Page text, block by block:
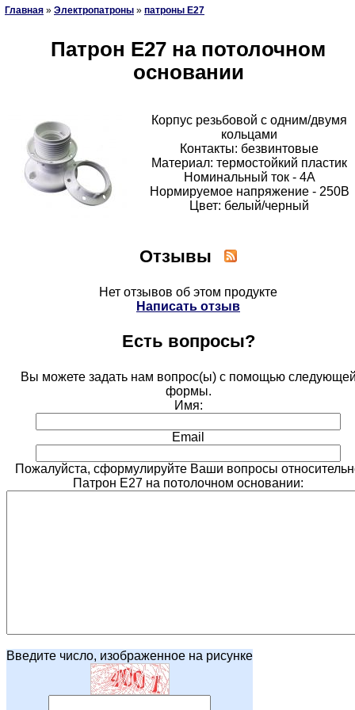
Главная » Электропатроны » патроны Е27
Патрон Е27 на потолочном
основании
Корпус резьбовой с одним/двумя
кольцами
Контакты: безвинтовые
Материал: термостойкий пластик
Номинальный ток - 4А
Нормируемое напряжение - 250В
Цвет: белый/черный
Отзывы
Нет отзывов об этом продукте
Написать отзыв
Есть вопросы?
Вы можете задать нам вопрос(ы) с помощью
формы.
Имя:
Email
Пожалуйста, сформулируйте Ваши вопросы
Патрон Е27 на потолочном основании:
Введите число, изображенное на рисунке